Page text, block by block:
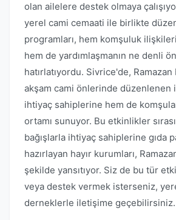
olan ailelere destek olmaya
yerel cami cemaati ile birlikte
programları, hem komşuluk
hem de yardımlaşmanın ne denli
hatırlatıyordu. Sivrice'de,
akşam cami önlerinde düzenlenen
ihtiyaç sahiplerine hem de
ortamı sunuyor. Bu etkinlikler
bağışlarla ihtiyaç sahiplerine gıda
hazırlayan hayır kurumları,
şekilde yansıtıyor. Siz de bu tür
veya destek vermek isterseniz,
derneklerle iletişime geçebilirsiniz.